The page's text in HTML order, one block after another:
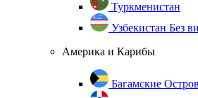
Туркменистан
Узбекистан Без
Америка и Карибы
Багамские